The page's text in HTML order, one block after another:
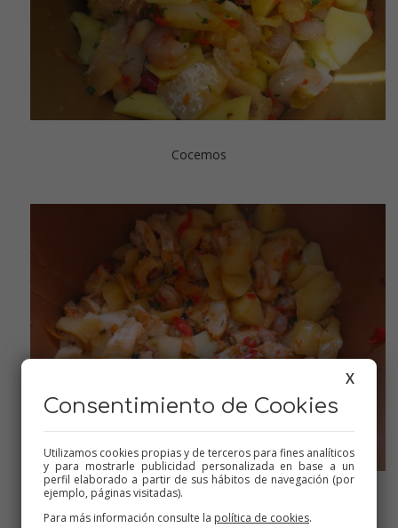
Cocemos
X
Consentimiento de Cookies
Utilizamos cookies propias y de terceros para fines analíticos
y para mostrarle publicidad personalizada en base a un
perfil elaborado a partir de sus hábitos de navegación (por
ejemplo, páginas visitadas).
Para más información consulte la política de cookies.